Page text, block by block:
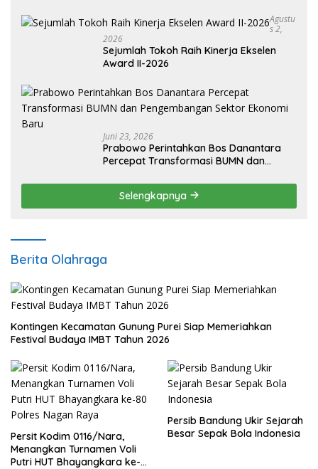
Agustu
S 2,
2026
Sejumlah Tokoh Raih Kinerja Ekselen
Award II-2026
Juni 23, 2026
Prabowo Perintahkan Bos Danantara
Percepat Transformasi BUMN dan
Selengkapnya
Berita Olahraga
Kontingen Kecamatan Gunung Purei Siap Memeriahkan
Festival Budaya IMBT Tahun 2026
Persit Kodim 0116/Nara,
Menangkan Turnamen Voli
Putri HUT Bhayangkara ke-
Persib Bandung Ukir Sejarah
Besar Sepak Bola Indonesia